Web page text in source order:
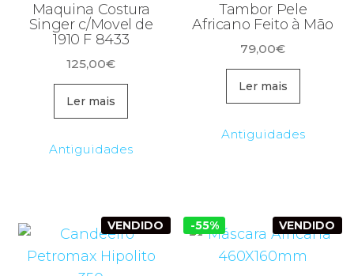
Maquina Costura
Singer c/Movel de
1910 F 8433
125,00€
Ler mais
Antiguidades
Tambor Pele
Africano Feito à Mão
79,00€
Ler mais
Antiguidades
VENDIDO -55% VENDIDO